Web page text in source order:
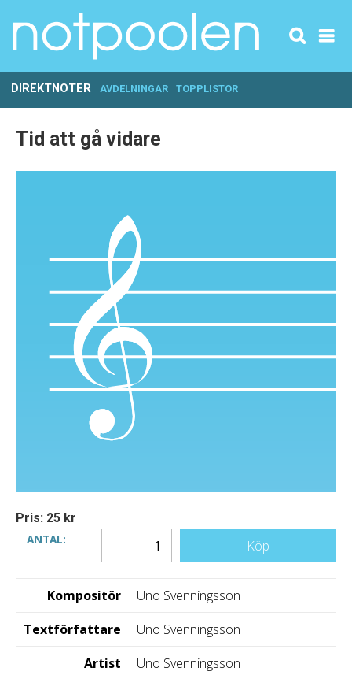
DIREKTNOTER AVDELNINGAR TOPPLISTOR
Tid att gå vidare
Pris: 25 kr
ANTAL:
Köp
Kompositör
Uno Svenningsson
Textförfattare
Uno Svenningsson
Artist
Uno Svenningsson